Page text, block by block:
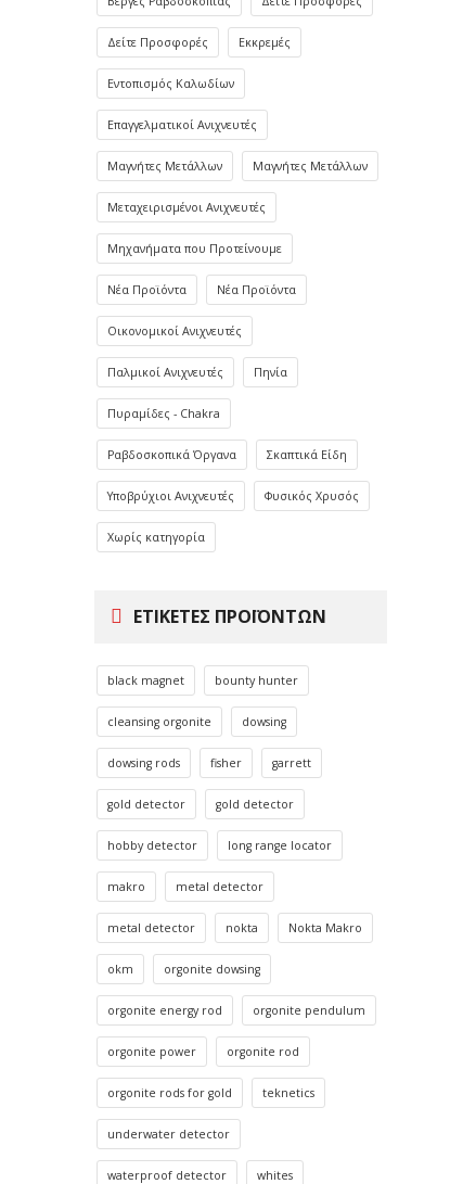
Δείτε Προσφορές Εκκρεμές
Εντοπισμός Καλωδίων
Επαγγελματικοί Ανιχνευτές
Μαγνήτες Μετάλλων Μαγνήτες Μετάλλων
Μεταχειρισμένοι Ανιχνευτές
Μηχανήματα που Προτείνουμε
Νέα Προϊόντα Νέα Προϊόντα
Οικονομικοί Ανιχνευτές
Παλμικοί Ανιχνευτές Πηνία
Πυραμίδες - Chakra
Ραβδοσκοπικά Όργανα Σκαπτικά Είδη
Υποβρύχιοι Ανιχνευτές Φυσικός Χρυσός
Χωρίς κατηγορία
ΕΤΙΚΈΤΕΣ ΠΡΟΪΌΝΤΩΝ
black magnet bounty hunter
cleansing orgonite dowsing
dowsing rods fisher garrett
gold detector gold detector
hobby detector long range locator
makro metal detector
metal detector nokta Nokta Makro
okm orgonite dowsing
orgonite energy rod orgonite pendulum
orgonite power orgonite rod
orgonite rods for gold teknetics
underwater detector
waterproof detector whites